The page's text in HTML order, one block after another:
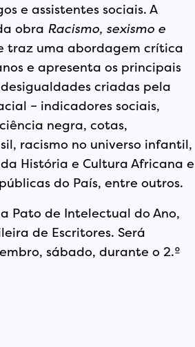
e assistentes sociais. A
obra Racismo, sexismo e
traz uma abordagem crítica
e apresenta os principais
criadas pela
– indicadores sociais,
negra, cotas,
racismo no universo infantil,
História e Cultura Africana e
do País, entre outros.
Pato de Intelectual do Ano,
de Escritores. Será
sábado, durante o 2.º